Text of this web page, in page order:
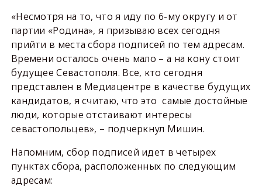
«Несмотря на то, что я иду по 6-му округу и от
партии «Родина», я призываю всех сегодня
прийти в места сбора подписей по тем адресам.
Времени осталось очень мало – а на кону стоит
будущее Севастополя. Все, кто сегодня
представлен в Медиацентре в качестве будущих
кандидатов, я считаю, что это самые достойные
люди, которые отстаивают интересы
севастопольцев», – подчеркнул Мишин.
Напомним, сбор подписей идет в четырех
пунктах сбора, расположенных по следующим
адресам: